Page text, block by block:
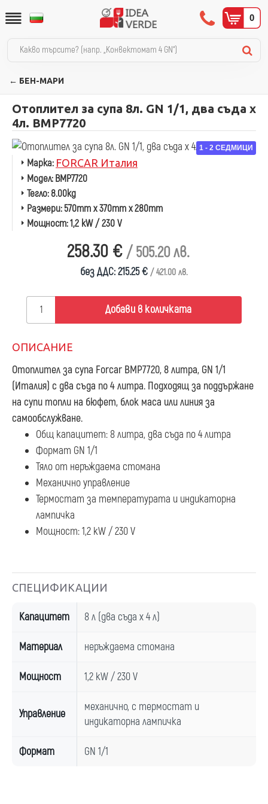
0
← БЕН-МАРИ
Отоплител за супа 8л. GN 1/1, два съда х
4л. BMP7720
1 - 2 СЕДМИЦИ
258.30 € / 505.20 лв.
без ДДС: 215.25 € / 421.00 лв.
Марка: FORCAR Италия
Модел:BMP7720
Тегло:8.00kg
Размери:570mm x 370mm x 280mm
Мощност:1,2 kW / 230 V
Добави в количката
ОПИСАНИЕ
Отоплител за супа Forcar BMP7720, 8 литра, GN 1/1
(Италия) с два съда по 4 литра. Подходящ за поддържане
на супи топли на бюфет, блок маса или линия за
самообслужване.
Общ капацитет: 8 литра, два съда по 4 литра
Формат GN 1/1
Тяло от неръждаема стомана
Механично управление
Термостат за температурата и индикаторна
лампичка
Мощност: 1,2 kW / 230 V
СПЕЦИФИКАЦИИ
Капацитет 8 л (два съда х 4 л)
Материал неръждаема стомана
Мощност 1,2 kW / 230 V
Управление
механично, с термостат и
индикаторна лампичка
Формат GN 1/1